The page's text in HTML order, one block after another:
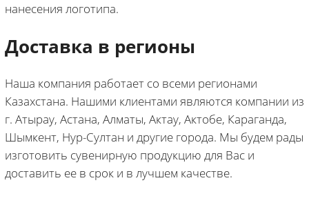
нанесения логотипа.
Доставка в регионы
Наша компания работает со всеми регионами
Казахстана. Нашими клиентами являются компании из
г. Атырау, Астана, Алматы, Актау, Актобе, Караганда,
Шымкент, Нур-Султан и другие города. Мы будем рады
изготовить сувенирную продукцию для Вас и
доставить ее в срок и в лучшем качестве.